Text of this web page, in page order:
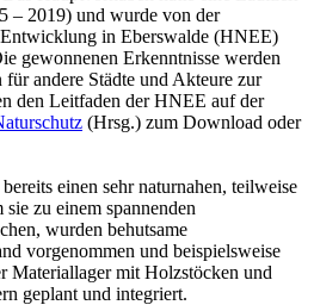
– 2019) und wurde von der
in Eberswalde (HNEE)
gewonnenen Erkenntnisse werden
andere Städte und Akteure zur
den Leitfaden der HNEE auf der
(Hrsg.) zum Download oder
einen sehr naturnahen, teilweise
zu einem spannenden
wurden behutsame
vorgenommen und beispielsweise
Materiallager mit Holzstöcken und
geplant und integriert.